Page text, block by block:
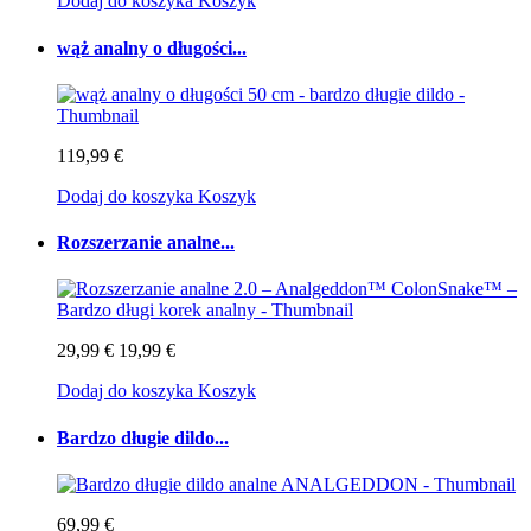
wąż analny o długości...
119,99 €
Dodaj do koszyka Koszyk
Rozszerzanie analne...
29,99 € 19,99 €
Dodaj do koszyka Koszyk
Bardzo długie dildo...
69,99 €